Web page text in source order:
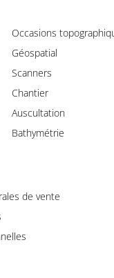
Occasions
Géospatial
Scanners
Chantier
Auscultation
Bathymétrie
de vente